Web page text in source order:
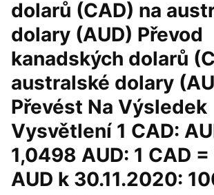
dolarů (CAD) na
dolary (AUD) Převod
kanadských dolarů
australské dolary
Převést Na Výsledek
Vysvětlení 1 CAD:
1,0498 AUD: 1 CAD
AUD k 30.11.2020: